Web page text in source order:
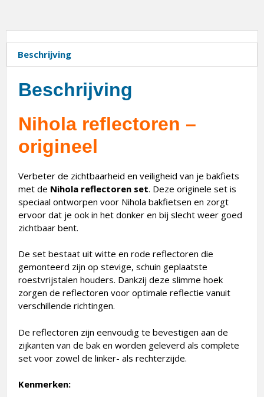
Beschrijving
Beschrijving
Nihola reflectoren –
origineel
Verbeter de zichtbaarheid en veiligheid van je bakfiets
met de Nihola reflectoren set. Deze originele set is
speciaal ontworpen voor Nihola bakfietsen en zorgt
ervoor dat je ook in het donker en bij slecht weer goed
zichtbaar bent.
De set bestaat uit witte en rode reflectoren die
gemonteerd zijn op stevige, schuin geplaatste
roestvrijstalen houders. Dankzij deze slimme hoek
zorgen de reflectoren voor optimale reflectie vanuit
verschillende richtingen.
De reflectoren zijn eenvoudig te bevestigen aan de
zijkanten van de bak en worden geleverd als complete
set voor zowel de linker- als rechterzijde.
Kenmerken: